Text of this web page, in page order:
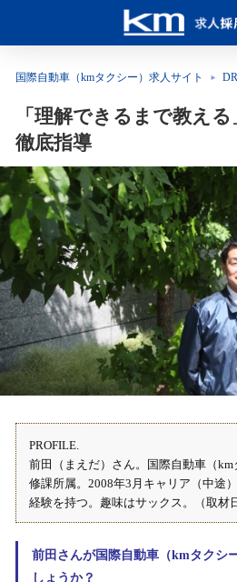
国際自動車（kmタクシー）求人サイト
「理解できるまで教え
徹底指導
PROFILE.
前田（まえだ）さん。国際自動車（
修課所属。2008年3月キャリア（中途
経験を持つ。趣味はサックス。（取材
前田さんが国際自動車（kmタクシ
しょうか？